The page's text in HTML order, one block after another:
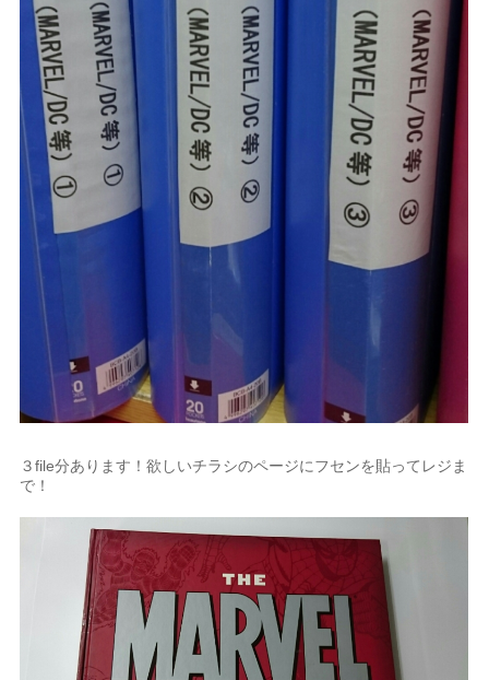
３file分あります！欲しいチラシのページにフセンを貼ってレジま
で！